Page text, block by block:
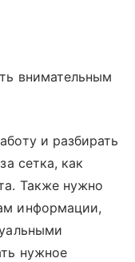
внимательным
и разбирать
сетка, как
Также нужно
информации,
нужное